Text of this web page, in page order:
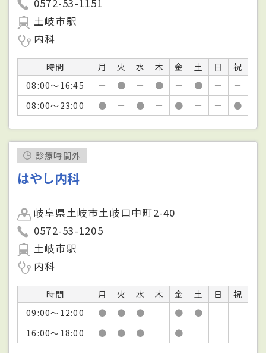
0572-53-1151
土岐市駅
内科
時間 月 火 水 木 金 土 日
祝
08:00～16:45
－ ● － ● － ● －
－
08:00～23:00
● － ● － ● － － ●
診療時間外
はやし内科
岐阜県土岐市土岐口中町2-40
0572-53-1205
土岐市駅
内科
時間 月 火 水 木 金 土 日
祝
09:00～12:00
● ● ● － ● ● －
－
16:00～18:00
● ● ● － ● － － －